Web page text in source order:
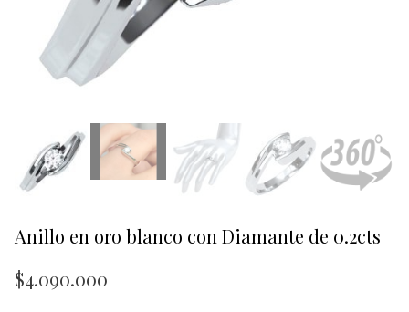
Anillo en oro blanco con Diamante de 0.2cts
$4.090.000